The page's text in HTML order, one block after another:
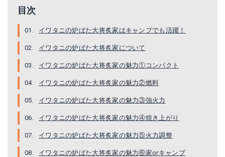
目次
イワタニの炉ばた大将炙家はキャンプでも活躍！
イワタニの炉ばた大将炙家について
イワタニの炉ばた大将炙家の魅力①コンパクト
イワタニの炉ばた大将炙家の魅力②燃料
イワタニの炉ばた大将炙家の魅力③強火力
イワタニの炉ばた大将炙家の魅力④焼き上がり
イワタニの炉ばた大将炙家の魅力⑤火力調整
イワタニの炉ばた大将炙家の魅力⑥家orキャンプ